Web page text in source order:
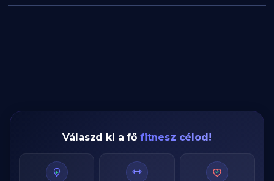
Válaszd ki a fő fitnesz célod!